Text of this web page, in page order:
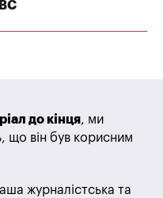
до кінця, ми
що він був корисним
журналістська та